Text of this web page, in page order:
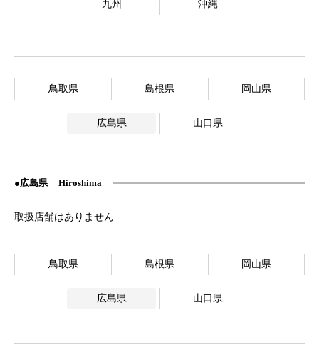
九州 沖縄
鳥取県 島根県 岡山県
広島県 山口県
広島県 Hiroshima
鳥取県 島根県 岡山県
広島県 山口県